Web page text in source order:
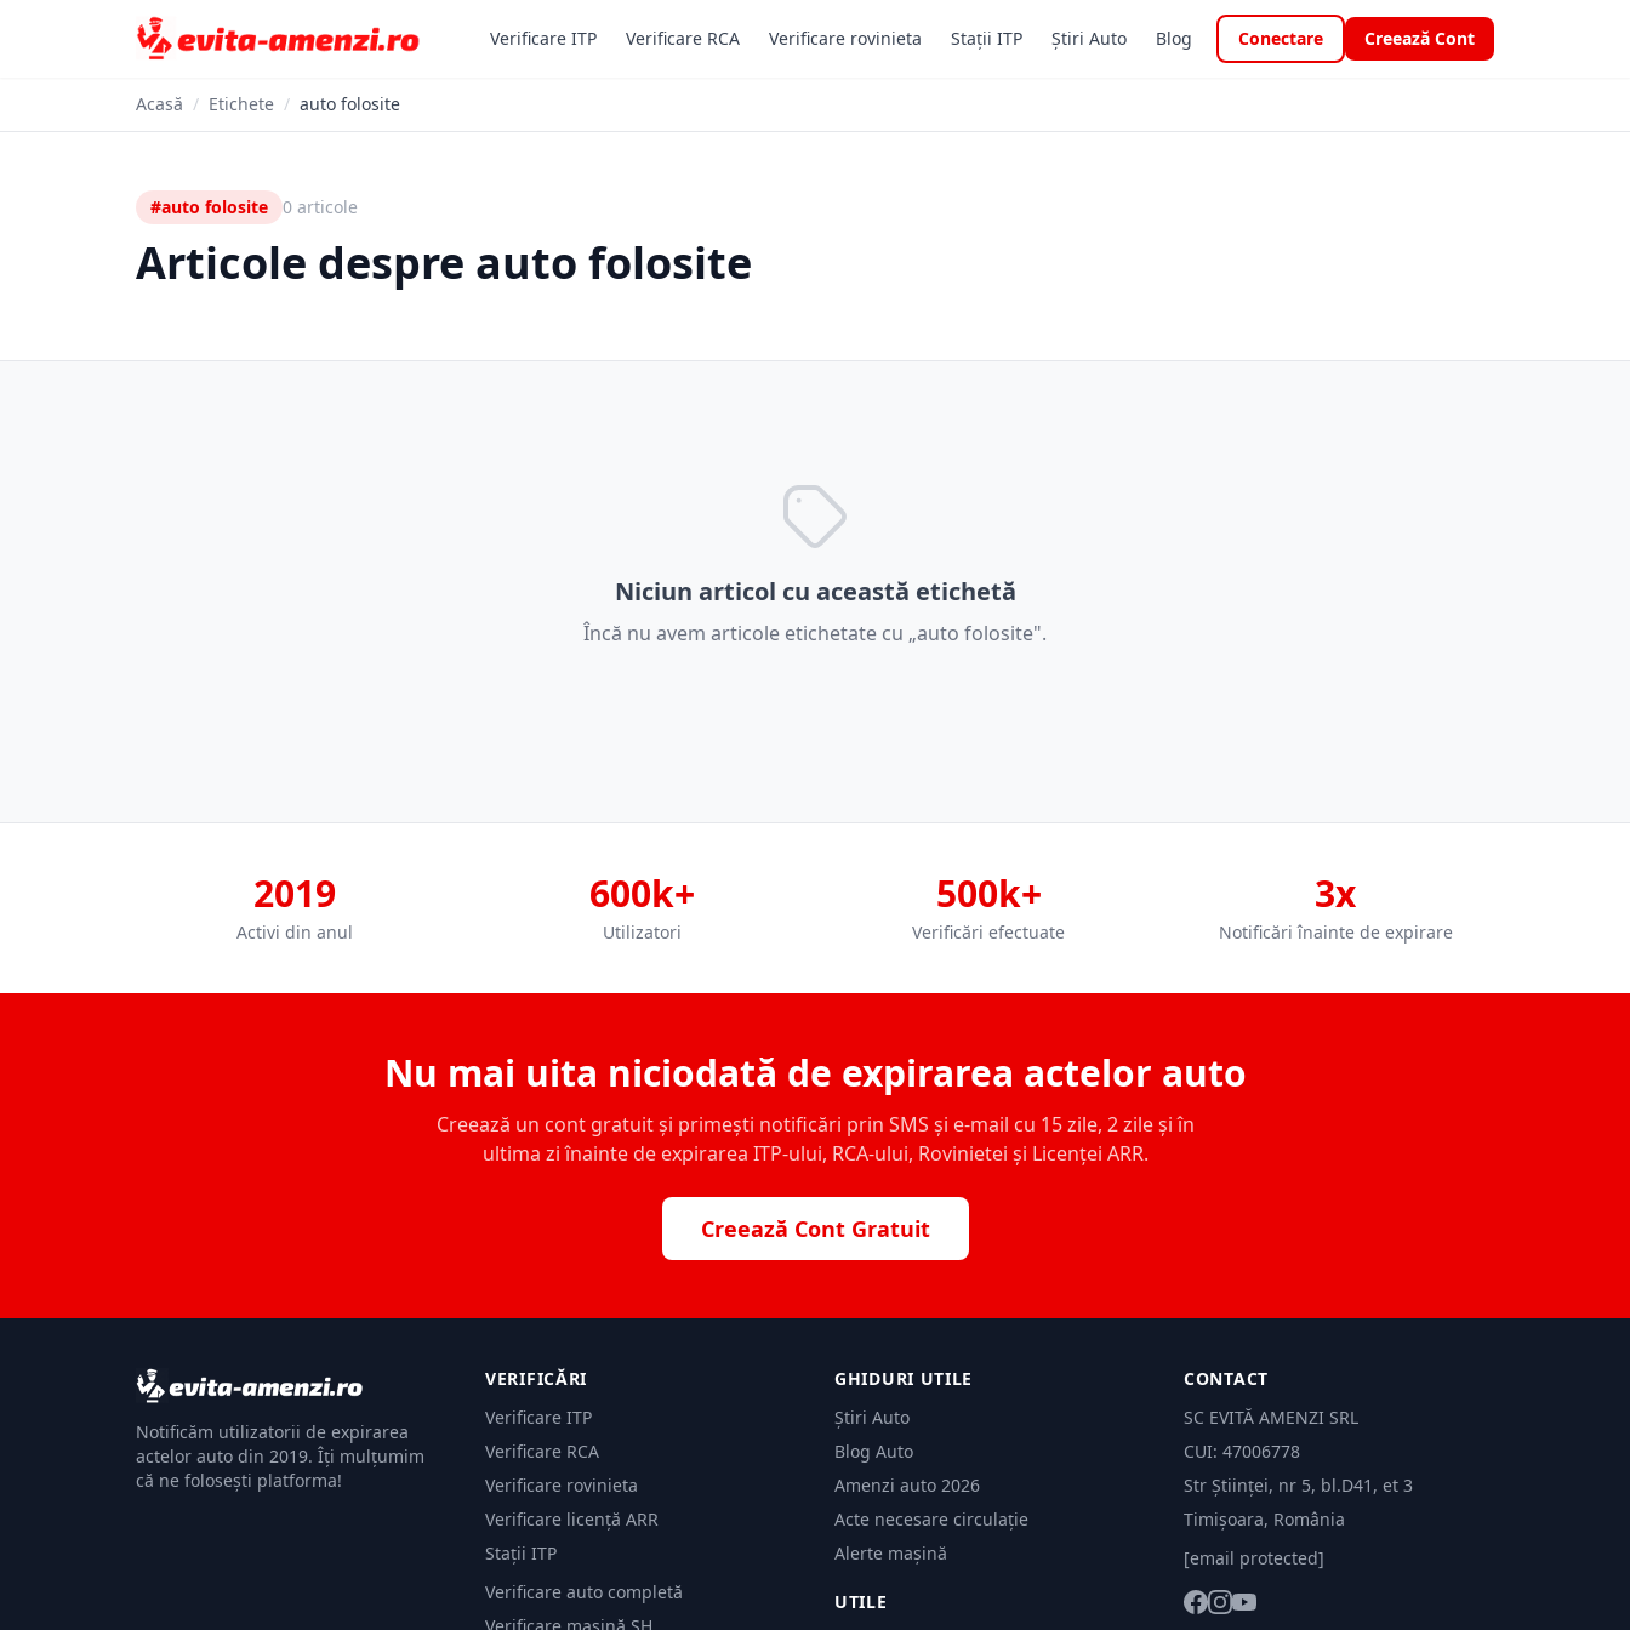
Verificare ITP Verificare RCA Verificare rovinieta Stații ITP Știri Auto Blog Conectare Creează Cont
Acasă / Etichete / auto folosite
#auto folosite 0 articole
Articole despre auto folosite
Niciun articol cu această etichetă
Încă nu avem articole etichetate cu „auto folosite".
2019
Activi din anul
600k+
Utilizatori
500k+
Verificări efectuate
3x
Notificări înainte de expirare
Nu mai uita niciodată de expirarea actelor auto
Creează un cont gratuit și primești notificări prin SMS și e-mail cu 15 zile, 2 zile și în
ultima zi înainte de expirarea ITP-ului, RCA-ului, Rovinietei și Licenței ARR.
Creează Cont Gratuit
Notificăm utilizatorii de expirarea
actelor auto din 2019. Îți mulțumim
că ne folosești platforma!
VERIFICĂRI
Verificare ITP
Verificare RCA
Verificare rovinieta
Verificare licență ARR
Stații ITP
Verificare auto completă
GHIDURI UTILE
Știri Auto
Blog Auto
Amenzi auto 2026
Acte necesare circulație
Alerte mașină
UTILE
CONTACT
SC EVITĂ AMENZI SRL
CUI: 47006778
Str Științei, nr 5, bl.D41, et 3
Timișoara, România
[email protected]